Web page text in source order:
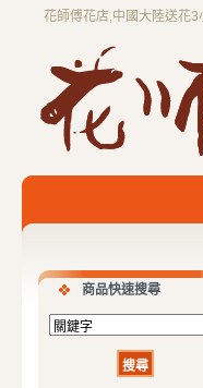
花師傅花店,中國大陸送花
商品快速搜尋